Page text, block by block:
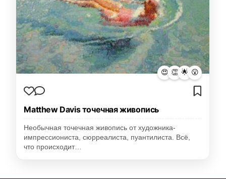
😍 👏 🌟 😮
Matthew Davis точечная живопись
Необычная точечная живопись от художника-
импрессиониста, сюрреалиста, пуантилиста. Всё,
что происходит…